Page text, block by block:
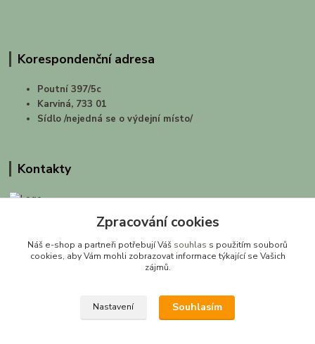
Korespondenční adresa
Poutní 397/5c
Karviná, 733 01
Sídlo /nejedná se o výdejní místo/
Kontakty
Gabriela Pawlasová Koppová
Zpracování cookies
Náš e-shop a partneři potřebují Váš souhlas s použitím souborů
cookies, aby Vám mohli zobrazovat informace týkající se Vašich
zájmů.
Nastavení Souhlasím